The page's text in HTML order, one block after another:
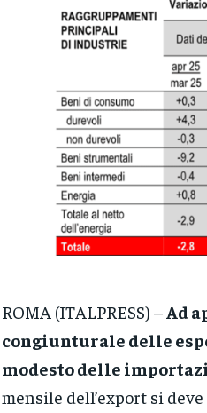
ROMA (ITALPRESS) –Ad
congiunturale delle
modesto delle
mensile dell’export si